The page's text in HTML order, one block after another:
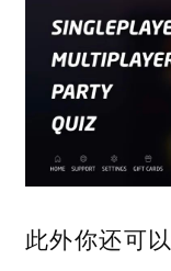
此外你还可